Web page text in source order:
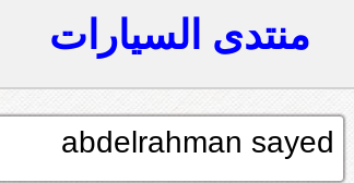
منتدى السيارات
abdelrahman sayed